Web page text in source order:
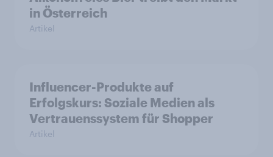
in Österreich
Artikel
Influencer-Produkte auf
Erfolgskurs: Soziale Medien als
Vertrauenssystem für Shopper
Artikel